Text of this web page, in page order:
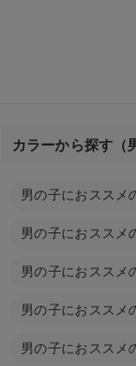
カラーから探す（
男の子におススメ
男の子におススメ
男の子におススメ
男の子におススメ
男の子におススメ